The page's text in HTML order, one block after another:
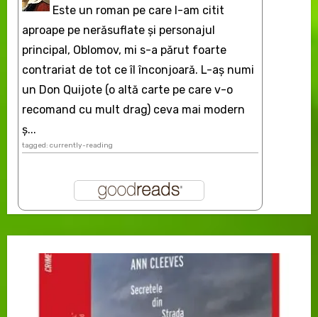
Este un roman pe care l-am citit
aproape pe nerăsuflate şi personajul
principal, Oblomov, mi s-a părut foarte
contrariat de tot ce îl înconjoară. L-aş numi
un Don Quijote (o altă carte pe care v-o
recomand cu mult drag) ceva mai modern
ș...
tagged: currently-reading